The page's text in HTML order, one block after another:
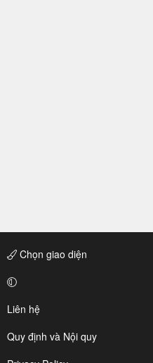
Chọn giao diện
Liên hệ
Quy định và Nội quy